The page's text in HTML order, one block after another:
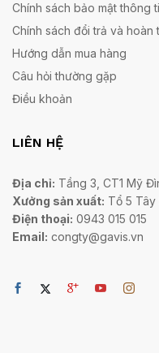
Chính sách bảo mật thông
Chính sách đổi trả và hoàn
Hướng dẫn mua hàng
Câu hỏi thường gặp
Điều khoản
LIÊN HỆ
Địa chỉ: Tầng 3, CT1 Mỹ
Xưởng sản xuất: Tổ 5 Tây
Điện thoại: 0943 015 015
Email: congty@gavis.vn